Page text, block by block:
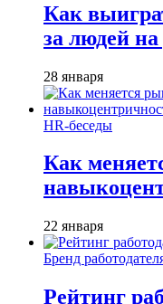
Как
за людей
28 января
HR-беседы
Как
22 января
Бренд
Рейтинг